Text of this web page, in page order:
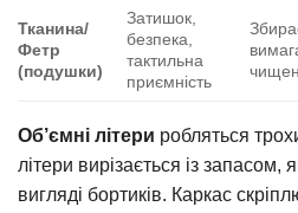
Тканина/
Фетр
(подушки)
Затишок,
безпека,
тактильна
приємність
Об’ємні літери робляться
літери вирізається із запасом,
вигляді бортиків. Каркас